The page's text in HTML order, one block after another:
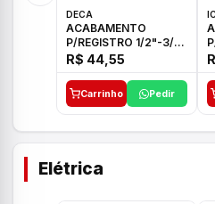
DECA
ACABAMENTO
P/REGISTRO 1/2"-3/4"
E 1"C21.PQ DECA
R$ 44,55
Carrinho Pedir
Elétrica